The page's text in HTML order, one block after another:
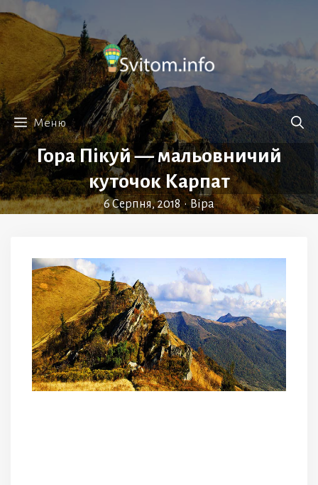
Перейти
до
вмісту
Меню
Гора Пікуй — мальовничий
куточок Карпат
6 Серпня, 2018 • Віра